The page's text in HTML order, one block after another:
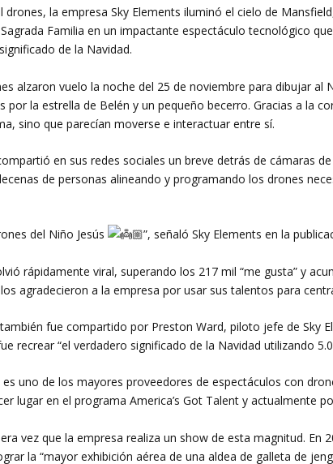
drones, la empresa Sky Elements iluminó el cielo de
Familia en un impactante espectáculo tecnológico
de la Navidad.
alzaron vuelo la noche del 25 de noviembre para dibujar al
por la estrella de Belén y un pequeño becerro. Gracias a la
sino que parecían moverse e interactuar entre sí.
en sus redes sociales un breve detrás de cámaras
de personas alineando y programando los drones
del Niño Jesús ”, señaló Sky Elements en la
rápidamente viral, superando los 217 mil “me gusta” y
agradecieron a la empresa por usar sus talentos para
fue compartido por Preston Ward, piloto jefe de Sky
recrear “el verdadero significado de la Navidad utilizando
es uno de los mayores proveedores de espectáculos con
lugar en el programa America’s Got Talent y actualmente
vez que la empresa realiza un show de esta magnitud. En
la “mayor exhibición aérea de una aldea de galleta de